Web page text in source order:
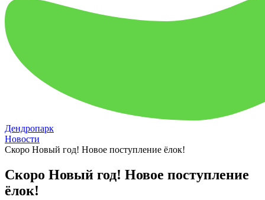
Дендропарк
Новости
Скоро Новый год! Новое поступление ёлок!
Скоро Новый год! Новое поступление
ёлок!